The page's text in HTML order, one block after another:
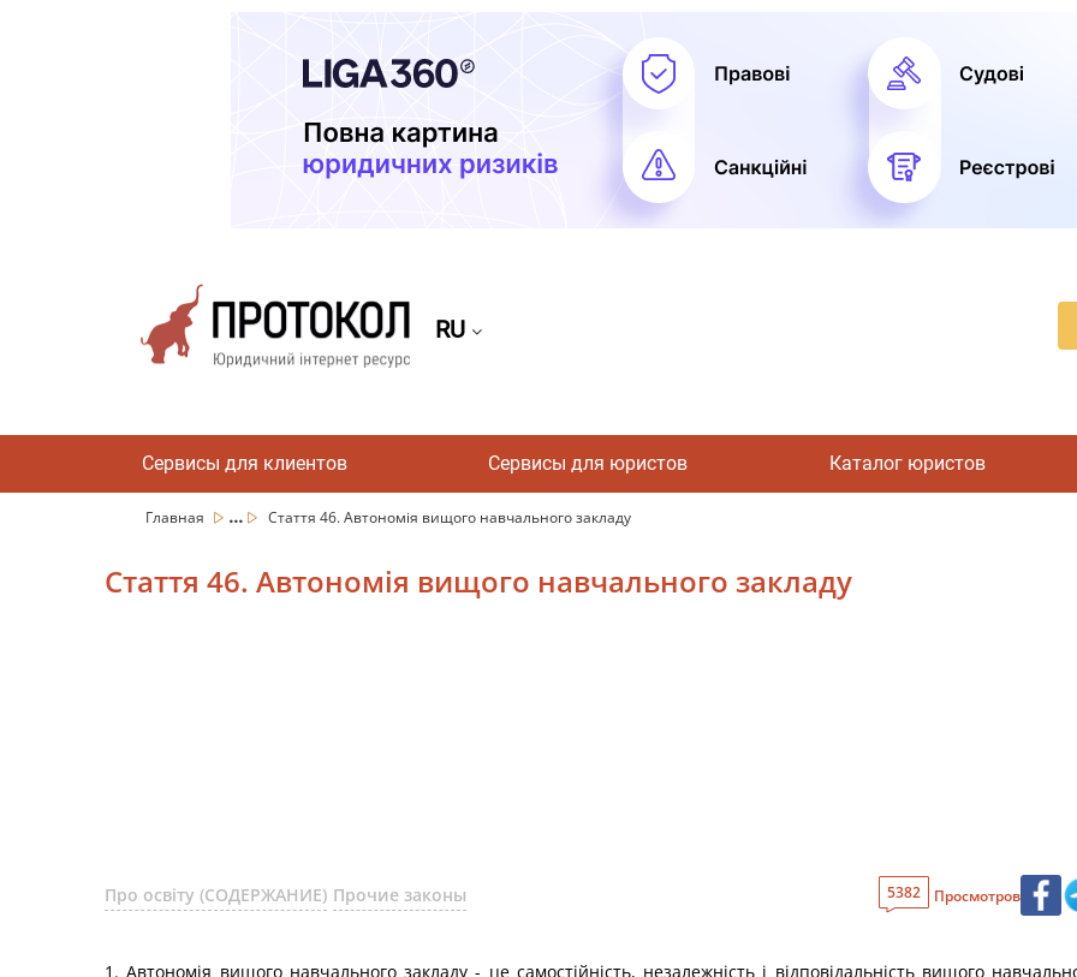
RU
Сервисы для клиентов Сервисы для юристов Каталог юристов
Главная ... Стаття 46. Автономія вищого навчального закладу
Стаття 46. Автономія вищого навчального закладу
Про освіту (СОДЕРЖАНИЕ) Прочие законы 5382 Просмотров
1. Автономія вищого навчального закладу - це самостійність, незалежність і відповідальність вищого